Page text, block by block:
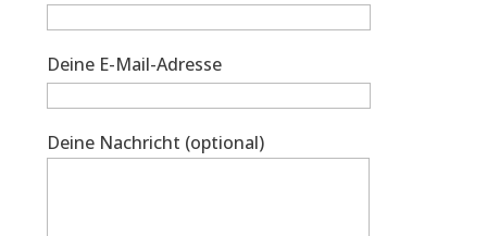
Deine E-Mail-Adresse
Deine Nachricht (optional)